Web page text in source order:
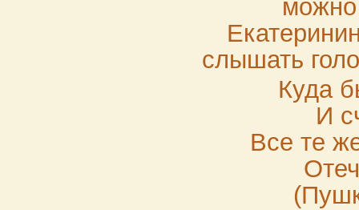
слышать
Куда
И
Все те